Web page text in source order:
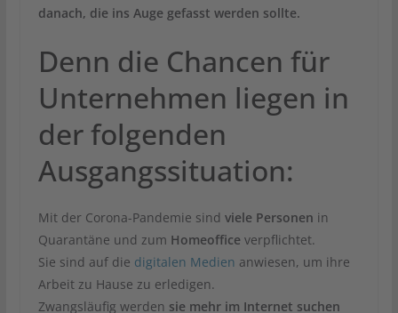
danach, die ins Auge gefasst werden sollte.
Denn die Chancen für
Unternehmen liegen in
der folgenden
Ausgangssituation:
Mit der Corona-Pandemie sind viele Personen in
Quarantäne und zum Homeofficeverpflichtet.
Sie sind auf die digitalen Medien anwiesen, um ihre
Arbeit zu Hause zu erledigen.
Zwangsläufig werden sie mehr im Internet suchen